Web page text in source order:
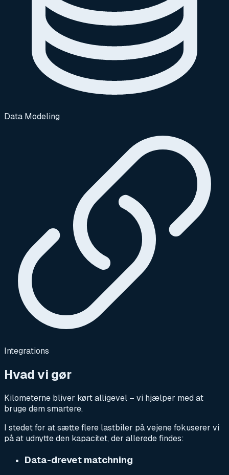
Data Modeling
Integrations
Hvad vi gør
Kilometerne bliver kørt alligevel – vi hjælper med at
bruge dem smartere.
I stedet for at sætte flere lastbiler på vejene fokuserer vi
på at udnytte den kapacitet, der allerede findes:
Data-drevet matchning